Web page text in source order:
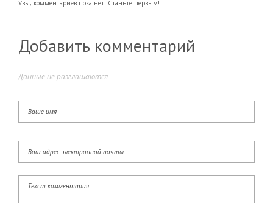
Увы, комментариев пока нет. Станьте первым!
Добавить комментарий
Данные не разглашаются